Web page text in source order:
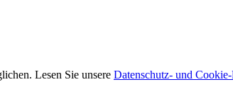
Lesen Sie unsere Datenschutz- und